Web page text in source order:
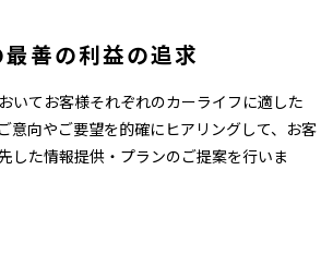
善の利益の追求
いてお客様それぞれのカーライフに適した
意向やご要望を的確にヒアリングして、お客
した情報提供・プランのご提案を行いま